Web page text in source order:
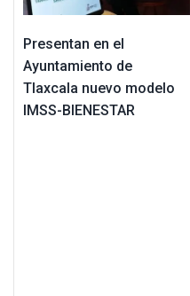
Presentan en el
Ayuntamiento de
Tlaxcala nuevo modelo
IMSS-BIENESTAR